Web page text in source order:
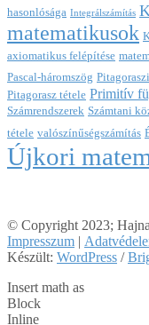
hasonlósága Integrálszámítás
matematikusok
axiomatikus felépítése
Pascal-háromszög
Pitagorasz tétele Primitív
Számrendszerek Számtani
tétele valószínűségszámítás
Újkori
© Copyright 2023;
Impresszum |
Készült: WordPress /
Insert math as
Block
Inline